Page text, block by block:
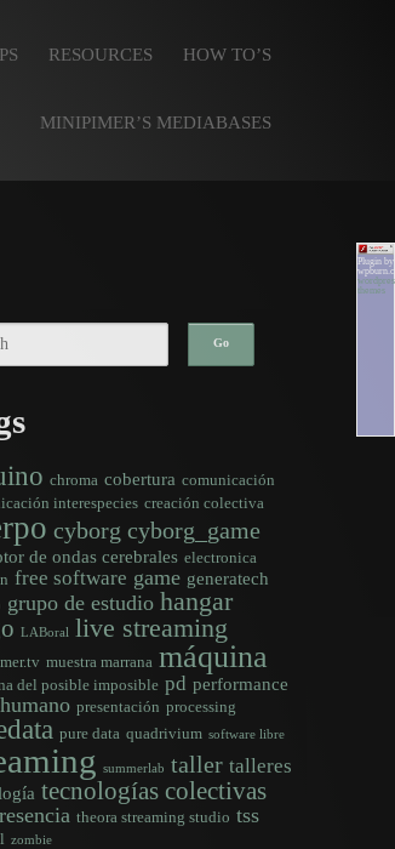
RESOURCES HOW TO’S
MINIPIMER’S MEDIABASES
chroma cobertura comunicación
interespecies creación colectiva
cyborg cyborg_game
de ondas cerebrales electronica
free software game generatech
grupo de estudio hangar
LABoral live streaming
muestra marrana máquina
del posible imposible pd performance
presentación processing
pure data quadrivium software libre
summerlab taller talleres
tecnologías colectivas
theora streaming studio tss
zombie
Plugin by
themes